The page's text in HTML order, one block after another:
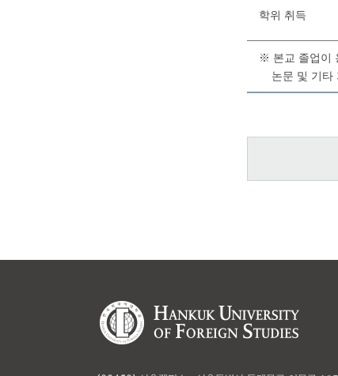
학위 취득
※ 본교 졸업이
논문 및 기타